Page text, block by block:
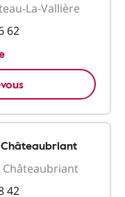
La-Vallière
62
Châteaubriant
42